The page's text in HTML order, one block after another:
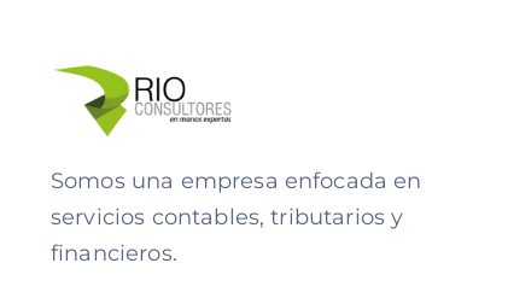
Somos una empresa enfocada en
servicios contables, tributarios y
financieros.